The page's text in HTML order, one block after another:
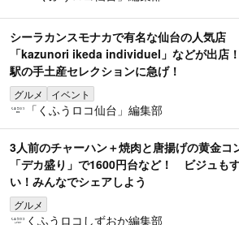
シーラカンスモナカで有名な仙台の人気店
「kazunori ikeda individuel」などが出店
駅の手土産セレクションに急げ！
グルメ イベント
「くふうロコ仙台」編集部
3人前のチャーハン＋焼肉と唐揚げの黄金コ
「デカ盛り」で1600円台など！ ビジュも
い！みんなでシェアしよう
グルメ
くふうロコしずおか編集部